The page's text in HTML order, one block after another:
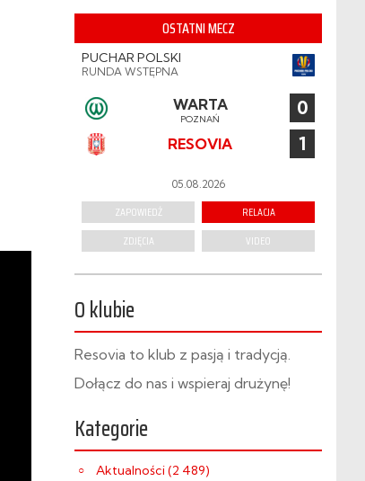
OSTATNI MECZ
PUCHAR POLSKI
RUNDA WSTĘPNA
WARTA
POZNAŃ 0
RESOVIA 1
05.08.2026
ZAPOWIEDŹ
RELACJA
ZDJĘCIA
VIDEO
O klubie
Resovia to klub z pasją i tradycją.
Dołącz do nas i wspieraj drużynę!
Kategorie
Aktualności (2 489)